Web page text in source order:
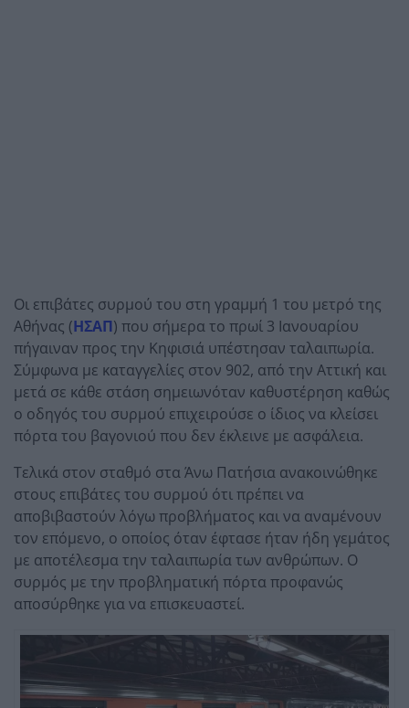
Οι επιβάτες συρμού του στη γραμμή 1 του μετρό της
Αθήνας (ΗΣΑΠ) που σήμερα το πρωί 3 Ιανουαρίου
πήγαιναν προς την Κηφισιά υπέστησαν ταλαιπωρία.
Σύμφωνα με καταγγελίες στον 902, από την Αττική και
μετά σε κάθε στάση σημειωνόταν καθυστέρηση καθώς
ο οδηγός του συρμού επιχειρούσε ο ίδιος να κλείσει
πόρτα του βαγονιού που δεν έκλεινε με ασφάλεια.
Τελικά στον σταθμό στα Άνω Πατήσια ανακοινώθηκε
στους επιβάτες του συρμού ότι πρέπει να
αποβιβαστούν λόγω προβλήματος και να αναμένουν
τον επόμενο, ο οποίος όταν έφτασε ήταν ήδη γεμάτος
με αποτέλεσμα την ταλαιπωρία των ανθρώπων. Ο
συρμός με την προβληματική πόρτα προφανώς
αποσύρθηκε για να επισκευαστεί.